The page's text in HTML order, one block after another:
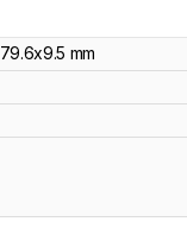
79.6x9.5 mm